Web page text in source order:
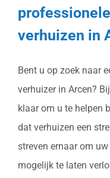
verhuizen in
Bent u op zoek naar
verhuizer in Arcen?
klaar om u te helpen
dat verhuizen een
streven ernaar om
mogelijk te laten